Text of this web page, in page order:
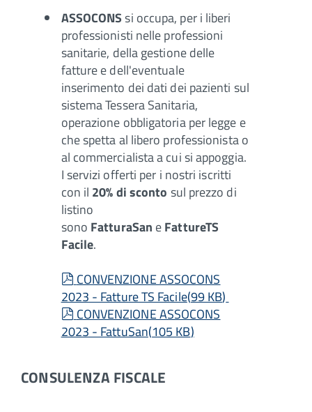
ASSOCONS si occupa, per i liberi
professionisti nelle professioni
sanitarie, della gestione delle
fatture e dell'eventuale
inserimento dei dati dei pazienti sul
sistema Tessera Sanitaria,
operazione obbligatoria per legge e
che spetta al libero professionista o
al commercialista a cui si appoggia.
I servizi offerti per i nostri iscritti
con il 20% di sconto sul prezzo di
listino
sono FatturaSan eFattureTS
Facile.
pdf
CONVENZIONE ASSOCONS
2023 - Fatture TS Facile(99 KB)
pdf
CONVENZIONE ASSOCONS
2023 - FattuSan(105 KB)
CONSULENZA FISCALE